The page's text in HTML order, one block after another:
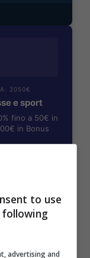
2050€
e sport
fino a 50€ in
in Bonus
to use
advertising and